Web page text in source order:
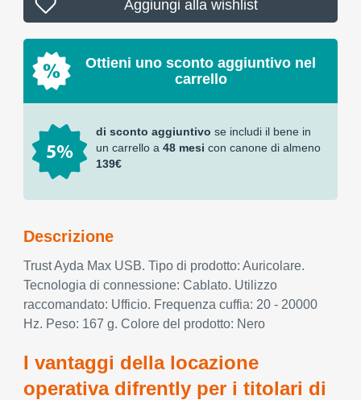
Aggiungi alla wishlist
Ottieni uno sconto aggiuntivo nel
carrello
di sconto aggiuntivo se includi il bene in
un carrello a 48 mesi con canone di almeno
139€
Descrizione
Trust Ayda Max USB. Tipo di prodotto: Auricolare.
Tecnologia di connessione: Cablato. Utilizzo
raccomandato: Ufficio. Frequenza cuffia: 20 - 20000
Hz. Peso: 167 g. Colore del prodotto: Nero
I vantaggi della locazione
operativa difrently per i titolari di